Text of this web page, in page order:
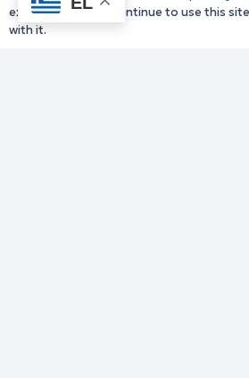
Υπηρεσίες
experience. If you continue to use this
with it.